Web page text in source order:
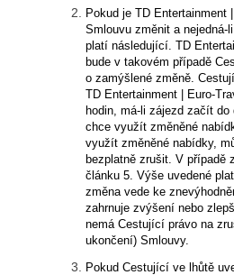
Pokud je TD Entertainment
Smlouvu změnit a nejedná-
platí následující. TD
bude v takovém případě
o zamýšlené změně.
TD Entertainment | Euro-
hodin, má-li zájezd začít
chce využít změněné
využít změněné nabídky,
bezplatně zrušit. V případě
článku 5. Výše uvedené
změna vede ke
zahrnuje zvýšení nebo
nemá Cestující právo na
ukončení) Smlouvy.
Pokud Cestující ve lhůtě